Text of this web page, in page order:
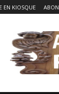
EN KIOSQUE